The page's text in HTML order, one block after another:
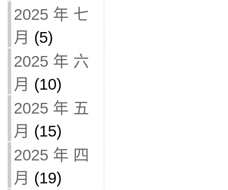
2025 年 七
月 (5)
2025 年 六
月 (10)
2025 年 五
月 (15)
2025 年 四
月 (19)